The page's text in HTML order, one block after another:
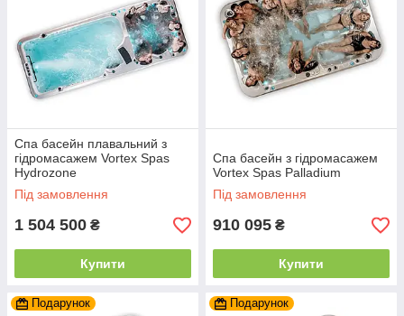
Спа басейн плавальний з
гідромасажем Vortex Spas
Hydrozone
Під замовлення
1 504 500 ₴
Купити
Спа басейн з гідромасажем
Vortex Spas Palladium
Під замовлення
910 095 ₴
Купити
Подарунок Подарунок